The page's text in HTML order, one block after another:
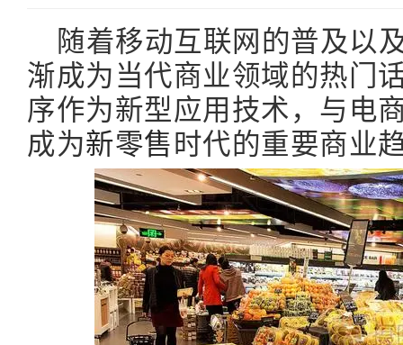
随着移动互联网的普及以
渐成为当代商业领域的热门
序作为新型应用技术，与电
成为新零售时代的重要商业